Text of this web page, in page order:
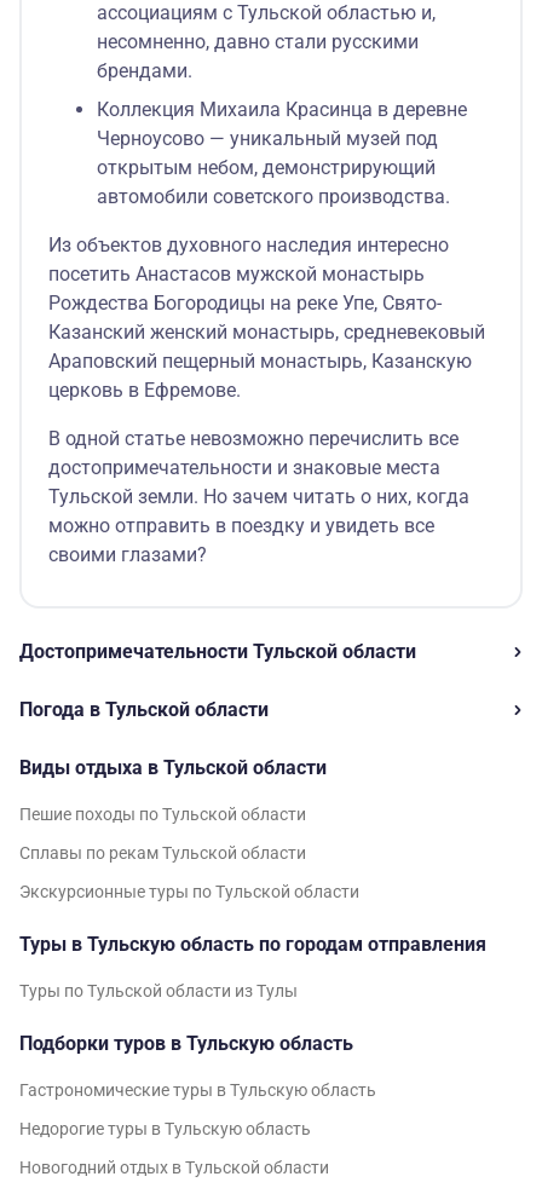
ассоциациям с Тульской областью и,
несомненно, давно стали русскими
брендами.
Коллекция Михаила Красинца в деревне
Черноусово — уникальный музей под
открытым небом, демонстрирующий
автомобили советского производства.
Из объектов духовного наследия интересно
посетить Анастасов мужской монастырь
Рождества Богородицы на реке Упе, Свято-
Казанский женский монастырь, средневековый
Араповский пещерный монастырь, Казанскую
церковь в Ефремове.
В одной статье невозможно перечислить все
достопримечательности и знаковые места
Тульской земли. Но зачем читать о них, когда
можно отправить в поездку и увидеть все
своими глазами?
Достопримечательности Тульской области
Погода в Тульской области
Виды отдыха в Тульской области
Пешие походы по Тульской области
Сплавы по рекам Тульской области
Экскурсионные туры по Тульской области
Туры в Тульскую область по городам отправления
Туры по Тульской области из Тулы
Подборки туров в Тульскую область
Гастрономические туры в Тульскую область
Недорогие туры в Тульскую область
Новогодний отдых в Тульской области